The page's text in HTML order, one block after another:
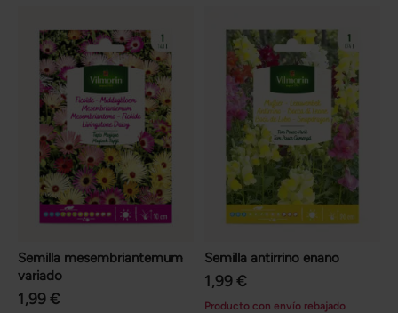
Semilla mesembriantemum
variado
1,99 €
Semilla antirrino enano
1,99 €
Producto con envío rebajado